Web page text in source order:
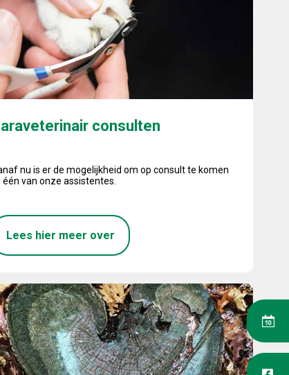
consulten
nu is er de mogelijkheid om op consult te komen
één van onze assistentes.
Lees hier meer over
giftig